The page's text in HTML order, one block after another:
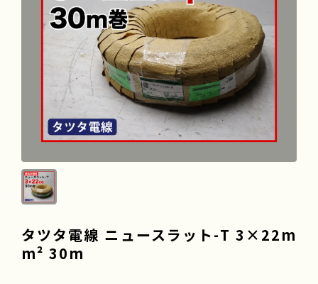
タツタ電線 ニュースラット-T 3×22m
m² 30m
会社情報
採用情報